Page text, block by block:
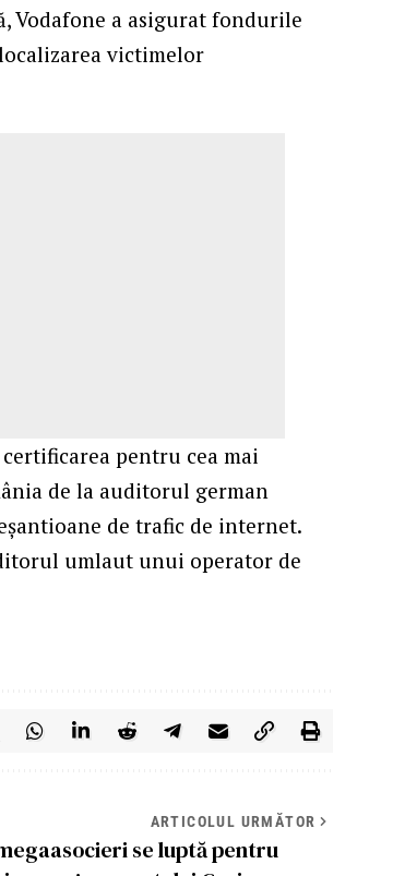
Vodafone a asigurat fondurile
victimelor
pentru cea mai
de la auditorul german
de trafic de internet.
umlaut unui operator de
ARTICOLUL URMĂTOR
se luptă pentru